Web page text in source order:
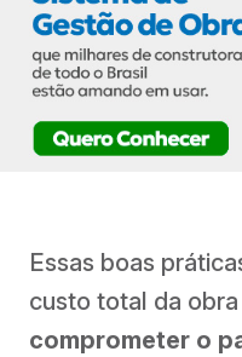
Essas boas
custo total da
comprometer o